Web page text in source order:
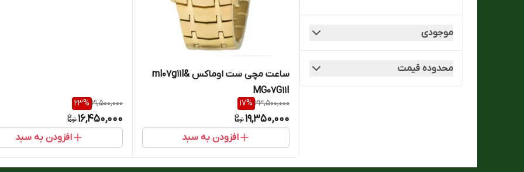
موجودی
محدوده قیمت
ساعت مچی ست اوماکس ml07g11l&
MG07G11I
23,500,000
17%
19,350,000
افزودن به سبد
21,500,000
23%
16,450,000
افزودن به سبد